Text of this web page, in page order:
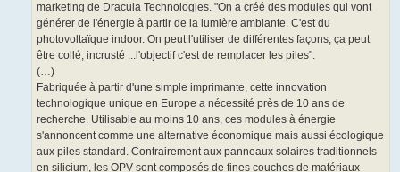
marketing de Dracula Technologies. "On a créé des modules qui vont
générer de l'énergie à partir de la lumière ambiante. C'est du
photovoltaïque indoor. On peut l'utiliser de différentes façons, ça peut
être collé, incrusté ...l'objectif c'est de remplacer les piles".
(…)
Fabriquée à partir d'une simple imprimante, cette innovation
technologique unique en Europe a nécessité près de 10 ans de
recherche. Utilisable au moins 10 ans, ces modules à énergie
s'annoncent comme une alternative économique mais aussi écologique
aux piles standard. Contrairement aux panneaux solaires traditionnels
en silicium, les OPV sont composés de fines couches de matériaux